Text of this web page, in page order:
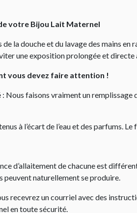
votre Bijou Lait Maternel
la douche et du lavage des mains
une exposition prolongée et
vous devez faire attention !
: Nous faisons vraiment un remplissage
à l’écart de l’eau et des parfums.
d’allaitement de chacune est
peuvent naturellement se produire.
recevrez un courriel avec des
en toute sécurité.